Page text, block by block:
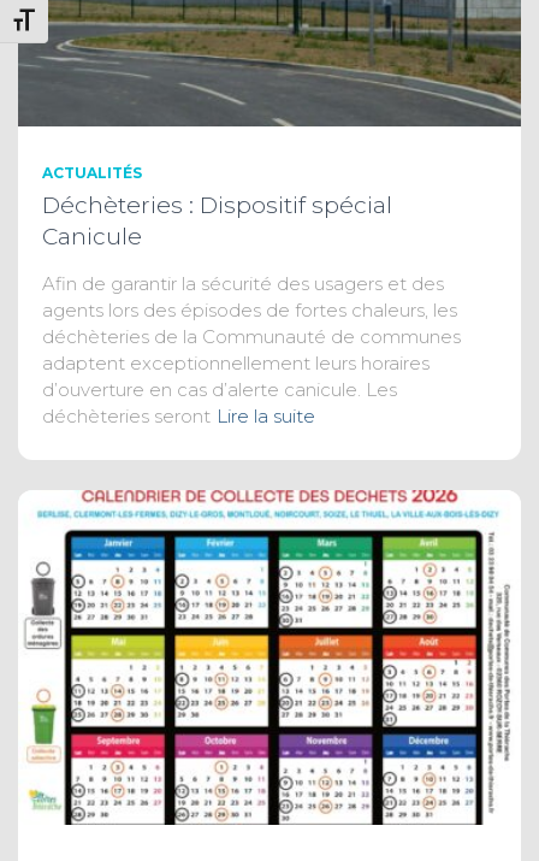
CHANGER LA TAILLE DE LA POLICE
ACTUALITÉS
Déchèteries : Dispositif spécial
Canicule
Afin de garantir la sécurité des usagers et des
agents lors des épisodes de fortes chaleurs, les
déchèteries de la Communauté de communes
adaptent exceptionnellement leurs horaires
d’ouverture en cas d’alerte canicule. Les
déchèteries seront Lire la suite